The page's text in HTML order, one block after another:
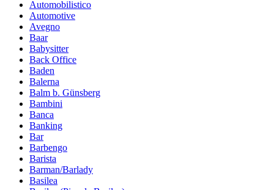
Automobilistico
Automotive
Avegno
Baar
Babysitter
Back Office
Baden
Balerna
Balm b. Günsberg
Bambini
Banca
Banking
Bar
Barbengo
Barista
Barman/Barlady
Basilea